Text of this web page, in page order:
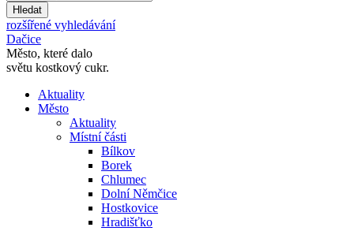
Hledat
rozšířené vyhledávání
Dačice
Město, které dalo
světu kostkový cukr.
Aktuality
Město
Aktuality
Místní části
Bílkov
Borek
Chlumec
Dolní Němčice
Hostkovice
Hradišťko